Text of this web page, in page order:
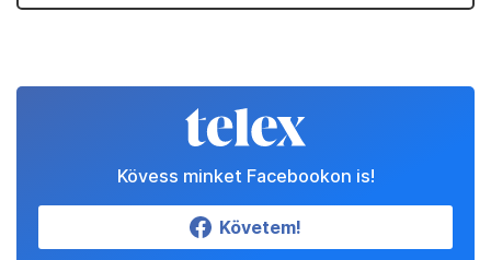
Kövess minket Facebookon is!
Követem!